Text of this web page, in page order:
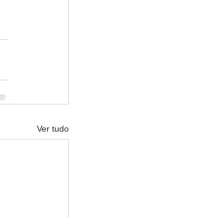
Ver tudo